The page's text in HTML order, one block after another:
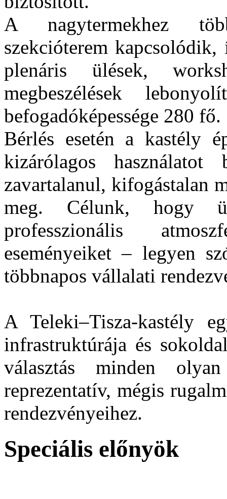
A nagytermekhez
szekcióterem
plenáris ülések,
megbeszélések
befogadóképessége 280 fő.
Bérlés esetén a kastély
kizárólagos
zavartalanul, kifogástalan
meg. Célunk, hogy
professzionális
eseményeiket – legyen
többnapos vállalati
A Teleki–Tisza-kastély
infrastruktúrája és
választás minden
reprezentatív, mégis
rendezvényeihez.
Speciális előnyök